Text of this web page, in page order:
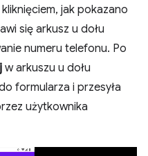
jak pokazano
się arkusz u dołu
numeru telefonu. Po
w arkuszu u dołu
formularza i przesyła
użytkownika